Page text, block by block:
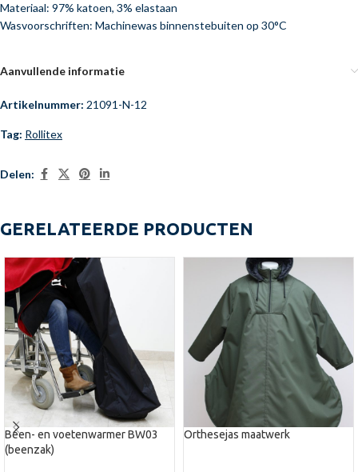
Materiaal: 97% katoen, 3% elastaan
Wasvoorschriften: Machinewas binnenstebuiten op 30°C
Aanvullende informatie
Artikelnummer: 21091-N-12
Tag: Rollitex
Delen:
GERELATEERDE PRODUCTEN
Been- en voetenwarmer BW03
(beenzak)
Orthesejas maatwerk